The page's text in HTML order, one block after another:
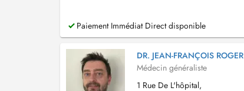
Paiement Immédiat Direct disponible
DR. JEAN-FRANÇOIS ROGER
Médecin généraliste
1 Rue De L'hôpital,